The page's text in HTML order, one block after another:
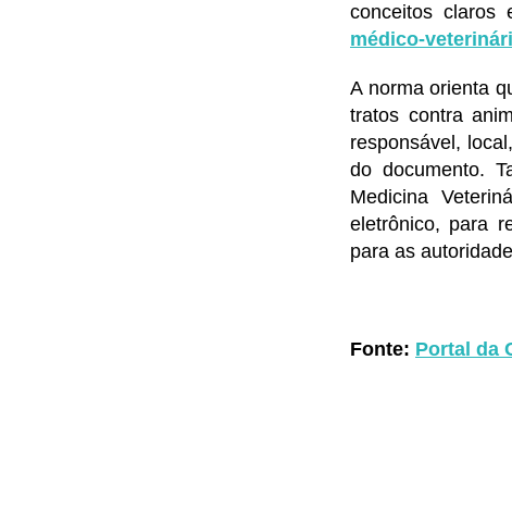
conceitos claros
médico-
A norma orienta
tratos contra
responsável,
do documento.
Medicina
eletrônico, para
para as
Fonte: Portal da